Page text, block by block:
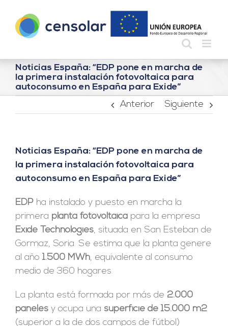
contenido
Noticias España: “EDP pone en marcha de
la primera instalación fotovoltaica para
autoconsumo en España para Exide”
Anterior
Siguiente
Noticias España: “EDP pone en marcha de
la primera instalación fotovoltaica para
autoconsumo en España para Exide”
EDPha instalado y puesto en marcha la
primera planta fotovoltaicapara la empresa
Exide Technologies, situada en San Esteban de
Gormaz, Soria. Se estima que la planta genere
al año 1.500 MWh, equivalente al consumo
medio de 360 hogares.
La planta está formada por más de 2.000
panelesy ocupa una superficie de 15.000 m2
(superior a la de dos campos de fútbol)